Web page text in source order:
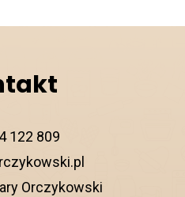
122 809
Orczykowski